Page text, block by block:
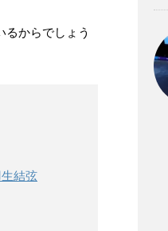
からでしょう
結弦